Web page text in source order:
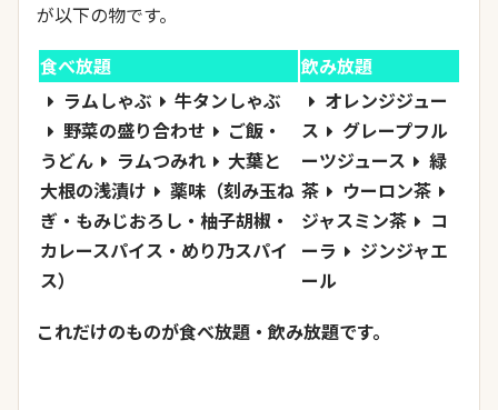
が以下の物です。
食べ放題
飲み放題
ラムしゃぶ
牛タンしゃぶ
野菜の盛り合わせ
ご飯・
うどん
ラムつみれ
大葉と
大根の浅漬け
薬味（刻み玉ね
ぎ・もみじおろし・柚子胡椒・
カレースパイス・めり乃スパイ
ス）
オレンジジュー
ス
グレープフル
ーツジュース
緑
茶
ウーロン茶
ジャスミン茶
コ
ーラ
ジンジャエ
ール
これだけのものが食べ放題・飲み放題です。